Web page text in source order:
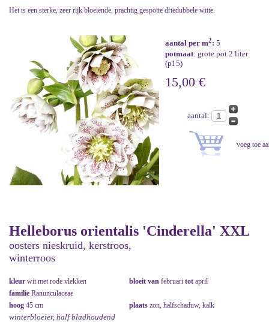
Het is een sterke, zeer rijk bloeiende, prachtig gespotte driedubbele witte.
aantal per m2: 5
potmaat: grote pot 2 liter
(p15)
15,00 €
aantal:
Helleborus orientalis 'Cinderella' XXL
oosters nieskruid, kerstroos,
winterroos
kleur wit met rode vlekken bloeit van februari tot april
familie Ranunculaceae
hoog 45 cm plaats zon, halfschaduw, kalk
winterbloeier, half bladhoudend